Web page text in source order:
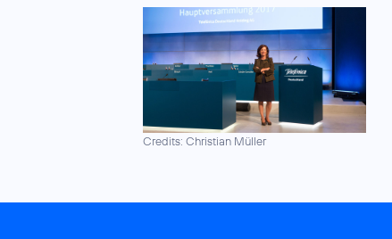
Credits: Christian Müller